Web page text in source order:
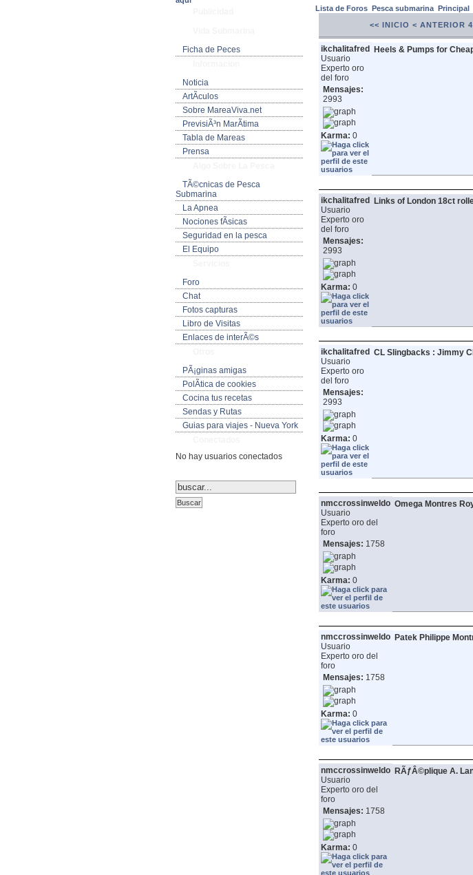
Ficha de Peces
Noticia
ArtÃ­culos
Sobre MareaViva.net
PrevisiÃ³n MarÃ­tima
Tabla de Mareas
Prensa
TÃ©cnicas de Pesca
Submarina
La Apnea
Nociones fÃ­sicas
Seguridad en la pesca
El Equipo
Foro
Chat
Fotos capturas
Libro de Visitas
Enlaces de interÃ©s
PÃ¡ginas amigas
PolÃ­tica de cookies
Cocina tus recetas
Sendas y Rutas
Guias para viajes - Nueva York
No hay usuarios conectados
Lista de Foros Pesca submarina Principal
<< INICIO < ANTERIOR
ikchalitafred
Usuario
Experto oro
del foro
Mensajes:
2993
Karma: 0
Heels & Pumps for
ikchalitafred
Usuario
Experto oro
del foro
Mensajes:
2993
Karma: 0
Links of London 18ct
ikchalitafred
Usuario
Experto oro
del foro
Mensajes:
2993
Karma: 0
CL Slingbacks : Jimmy
nmccrossinweldo
Usuario
Experto oro del
foro
Mensajes: 1758
Karma: 0
Omega Montres
nmccrossinweldo
Usuario
Experto oro del
foro
Mensajes: 1758
Karma: 0
Patek Philippe
nmccrossinweldo
Usuario
Experto oro del
foro
Mensajes: 1758
Karma: 0
RÃƒÂ©plique A.